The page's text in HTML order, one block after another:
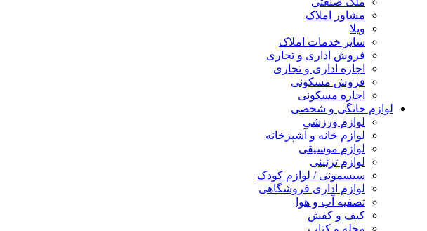
مشاور املاک
ویلا
سایر خدمات املاک
فروش اداری و تجاری
اجاره اداری و تجاری
فروش مسکونی
اجاره مسکونی
لوازم خانگی و شخصی
لوازم ورزشی
لوازم خانه و آشپزخانه
لوازم موسیقی
لوازم تزئینی
سیسمونی / لوازم کودک
لوازم اداری فروشگاهی
تصفیه آب و هوا
کیف و کفش